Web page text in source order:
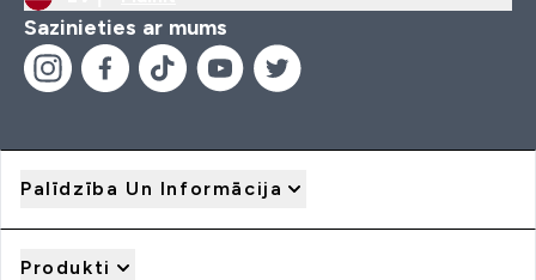
Sazinieties ar mums
Palīdzība Un Informācija
Produkti